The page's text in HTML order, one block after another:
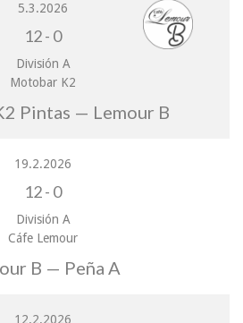
5.3.2026
12- 0
División A
Motobar K2
Pintas — Lemour B
19.2.2026
12- 0
División A
Cáfe Lemour
B — Peña A
12.2.2026